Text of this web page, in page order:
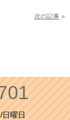
次の記事 »
曜日